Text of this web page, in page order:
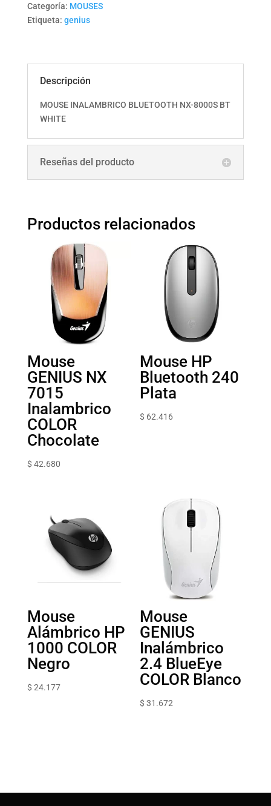
Categoría: MOUSES
Etiqueta: genius
Descripción
MOUSE INALAMBRICO BLUETOOTH NX-8000S BT
WHITE
Reseñas del producto
Productos relacionados
Mouse
GENIUS NX
7015
Inalambrico
COLOR
Chocolate
$ 42.680
Mouse HP
Bluetooth 240
Plata
$ 62.416
Mouse
Alámbrico HP
1000 COLOR
Negro
$ 24.177
Mouse
GENIUS
Inalámbrico
2.4 BlueEye
COLOR Blanco
$ 31.672